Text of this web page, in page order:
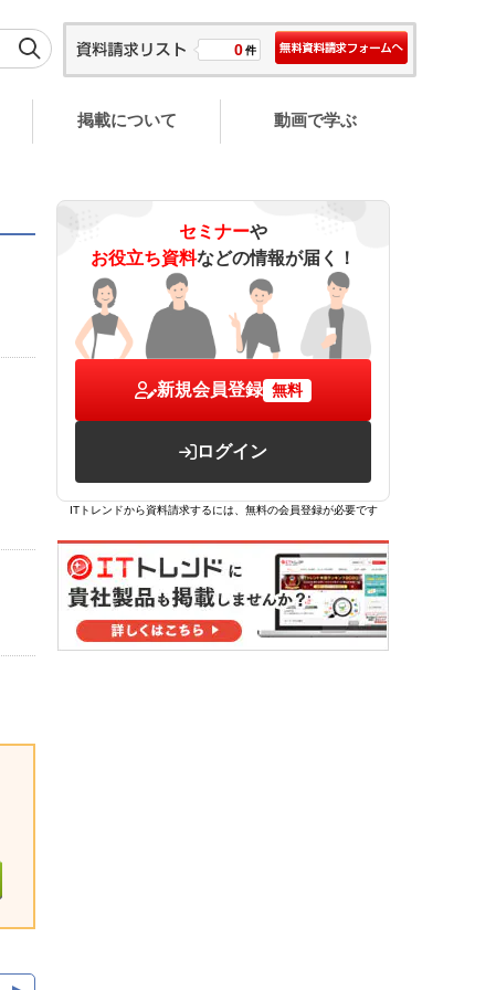
0件
掲載について 動画で学ぶ
セミナーや
お役立ち資料などの情報が届く！
新規会員登録 無料
ログイン
ITトレンドから資料請求するには、無料の会員登録が必要です